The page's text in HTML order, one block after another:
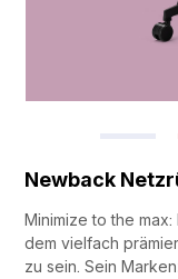
Newback
Minimize to the
dem vielfach
zu sein. Sein